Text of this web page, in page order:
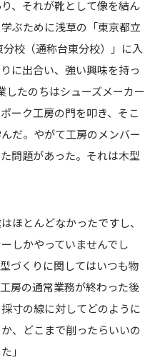
、それが靴として像を結ん
ぶために浅草の「東京都立
校（通称台東分校）」に入
に出合い、強い興味を持っ
したのちはシューズメーカー
ーク工房の門を叩き、そこ
だ。やがて工房のメンバー
問題があった。それは木型
ほとんどなかったですし、
しかやっていませんでし
づくりに関してはいつも物
房の通常業務が終わった後
寸の線に対してどのように
、どこまで削ったらいいの
」